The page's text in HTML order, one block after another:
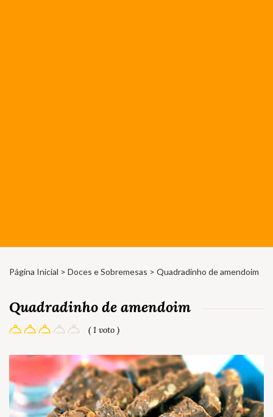
Página Inicial > Doces e Sobremesas > Quadradinho de amendoim
Quadradinho de amendoim
( 1 voto )